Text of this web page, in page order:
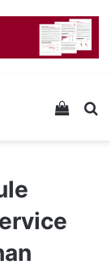
Voir